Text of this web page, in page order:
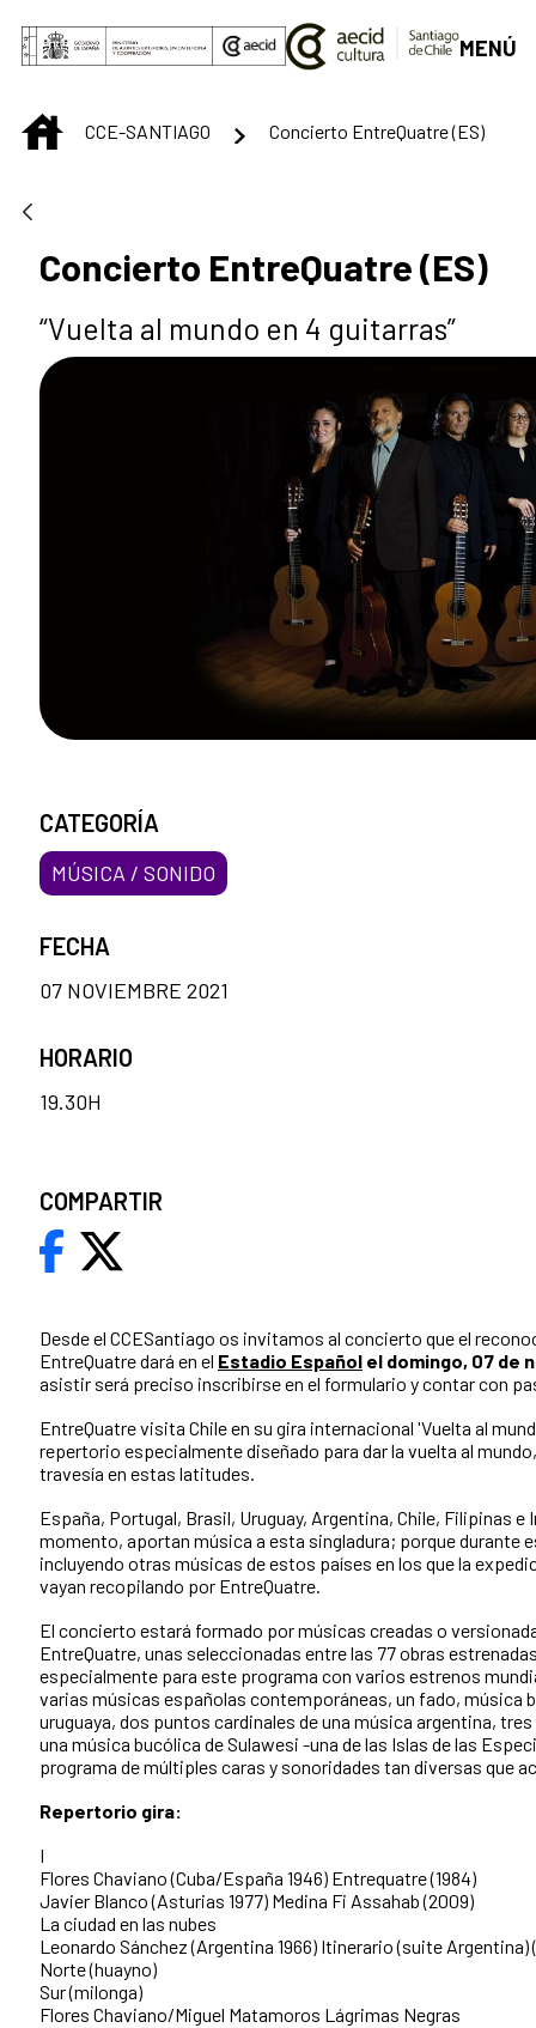
Saltar al contenido principal
MENÚ
INICIOCCE-SANTIAGO Concierto EntreQuatre (ES)
Concierto EntreQuatre (ES)
“Vuelta al mundo en 4 guitarras”
Desde el CCESantiago os invitamos al concierto que el
EntreQuatre dará en el Estadio Español el domingo, 07 de
asistir será preciso inscribirse en el formulario y contar con
EntreQuatre visita Chile en su gira internacional 'Vuelta al
repertorio especialmente diseñado para dar la vuelta al
travesía en estas latitudes.
España, Portugal, Brasil, Uruguay, Argentina, Chile, Filipinas e
momento, aportan música a esta singladura; porque durante
incluyendo otras músicas de estos países en los que la
vayan recopilando por EntreQuatre.
El concierto estará formado por músicas creadas o
EntreQuatre, unas seleccionadas entre las 77 obras
especialmente para este programa con varios estrenos
varias músicas españolas contemporáneas, un fado, música
uruguaya, dos puntos cardinales de una música argentina,
una música bucólica de Sulawesi -una de las Islas de las
programa de múltiples caras y sonoridades tan diversas que
Repertorio gira:
I
Flores Chaviano (Cuba/España 1946) Entrequatre (1984)
Javier Blanco (Asturias 1977) Medina Fi Assahab (2009)
La ciudad en las nubes
Leonardo Sánchez (Argentina 1966) Itinerario (suite Argentina)
Norte (huayno)
Sur (milonga)
Flores Chaviano/Miguel Matamoros Lágrimas Negras
CATEGORÍA
MÚSICA / SONIDO
FECHA
07 NOVIEMBRE 2021
HORARIO
19.30H
COMPARTIR